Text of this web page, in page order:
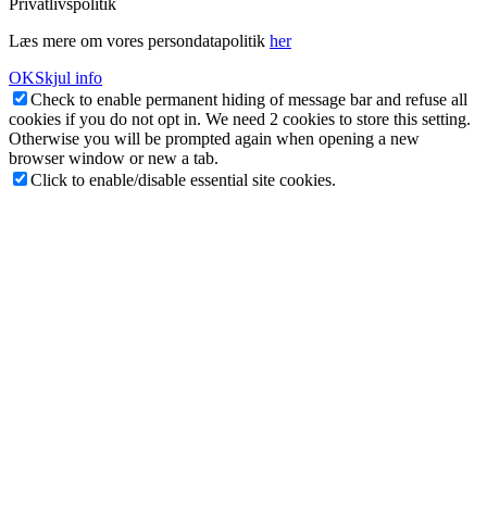
Privatlivspolitik
Læs mere om vores persondatapolitik her
OKSkjul info
Check to enable permanent hiding of message bar and refuse all
cookies if you do not opt in. We need 2 cookies to store this setting.
Otherwise you will be prompted again when opening a new
browser window or new a tab.
Click to enable/disable essential site cookies.